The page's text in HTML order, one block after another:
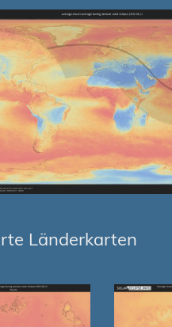
Länderkarten